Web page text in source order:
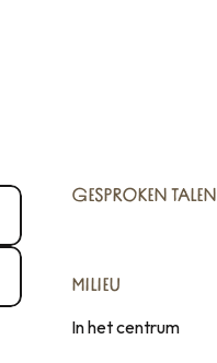
GESPROKEN TALEN
GESPROKEN TALEN
MILIEU
MILIEU
In het centrum